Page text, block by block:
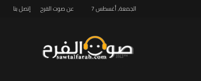
الجمعة, أغسطس 7 عن صوت الفرح إتصل بنا